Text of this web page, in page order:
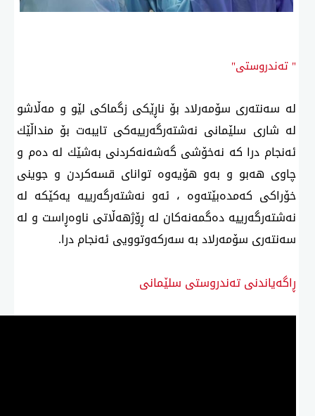
" تەندروستی"
لە سەنتەری سۆمەرلاد بۆ ناڕێكی زگماكی لێو و مەڵاشو
لە شاری سلێمانی نەشتەرگەرییەكی تایبەت بۆ منداڵێك
ئەنجام درا كە نەخۆشی گەشەنەكردنی بەشێك لە دەم و
چاوی هەبو و بەو هۆیەوە توانای قسەكردن و جوینی
خۆراكی كەمدەبێتەوە ، ئەو نەشتەرگەرییە یەكێكە لە
نەشتەرگەرییە دەگمەنەكان لە ڕۆژهەڵاتی ناوەڕاست و لە
سەنتەری سۆمەرلاد بە سەركەوتوویی ئەنجام درا.
ڕاگەیاندنی تەندروستی سلێمانی